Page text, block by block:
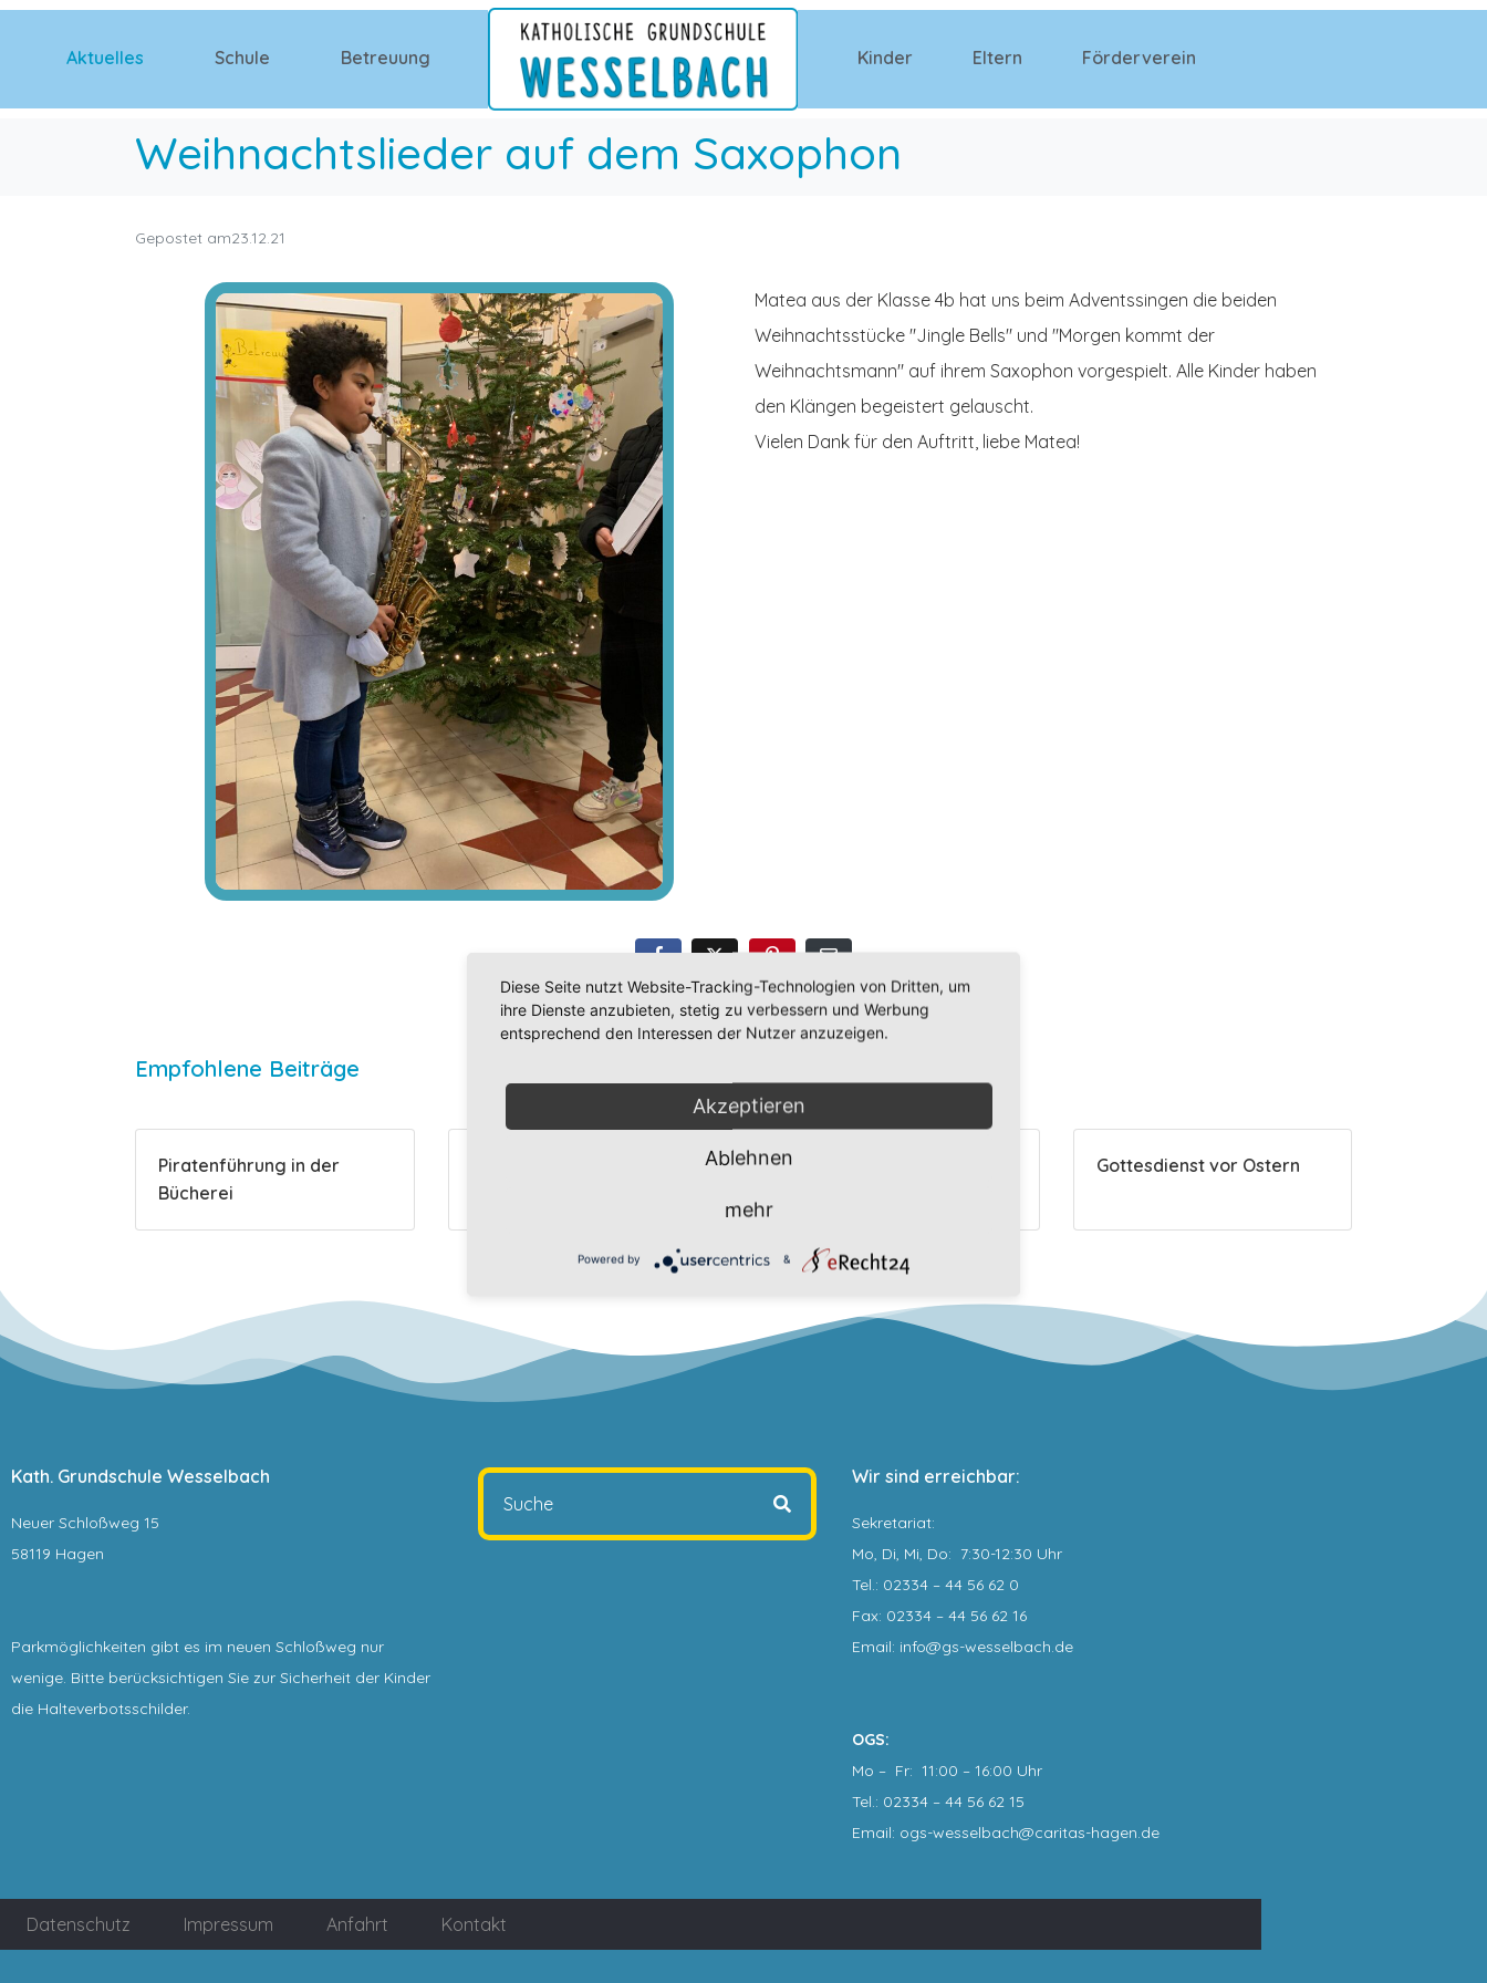
Aktuelles Schule Betreuung Kinder Eltern Förderverein
Weihnachtslieder auf dem Saxophon
Gepostet am23.12.21
Matea aus der Klasse 4b hat uns beim Adventssingen die beiden
Weihnachtsstücke "Jingle Bells" und "Morgen kommt der
Weihnachtsmann" auf ihrem Saxophon vorgespielt. Alle Kinder haben
den Klängen begeistert gelauscht.
Vielen Dank für den Auftritt, liebe Matea!
Empfohlene Beiträge
Piratenführung in der
Bücherei
Der Frühling ist da Gottesdienst vor Ostern
Kath. Grundschule Wesselbach
Neuer Schloßweg 15
58119 Hagen
Parkmöglichkeiten gibt es im neuen Schloßweg nur
wenige. Bitte berücksichtigen Sie zur Sicherheit der Kinder
die Halteverbotsschilder.
Wir sind erreichbar:
Sekretariat:
Mo, Di, Mi, Do: 7:30-12:30 Uhr
Tel.: 02334 – 44 56 62 0
Fax: 02334 – 44 56 62 16
Email: info@gs-wesselbach.de
OGS:
Mo – Fr: 11:00 – 16:00 Uhr
Tel.: 02334 – 44 56 62 15
Email: ogs-wesselbach@caritas-hagen.de
Datenschutz Impressum Anfahrt Kontakt
Diese Seite nutzt Website-Tracking-Technologien von Dritten, um
ihre Dienste anzubieten, stetig zu verbessern und Werbung
entsprechend den Interessen der Nutzer anzuzeigen.
Akzeptieren
Ablehnen
mehr
Powered by &